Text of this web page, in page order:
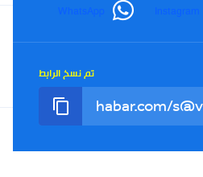
TikTok
Twitter
Tel : +213(0)023 31 69 04 -
Instagram
WhatsApp
تم نسخ الرابط